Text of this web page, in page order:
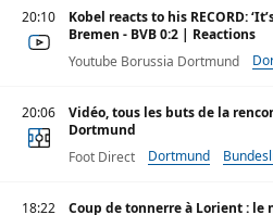
20:10
Kobel reacts to his RECORD: ‘It’s a team achievement’ |
Bremen - BVB 0:2 | Reactions
Youtube Borussia Dortmund
20:06
Vidéo, tous les buts de la
Dortmund
Foot Direct
Dortmund
18:22
Coup de tonnerre à Lorient :